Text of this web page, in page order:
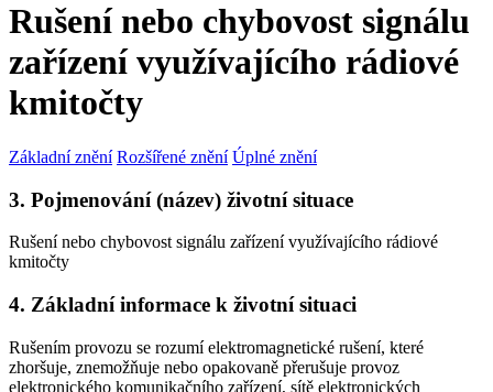
Rušení nebo chybovost signálu
zařízení využívajícího rádiové
kmitočty
Základní znění Rozšířené znění Úplné znění
3. Pojmenování (název) životní situace
Rušení nebo chybovost signálu zařízení využívajícího rádiové
kmitočty
4. Základní informace k životní situaci
Rušením provozu se rozumí elektromagnetické rušení, které
zhoršuje, znemožňuje nebo opakovaně přerušuje provoz
elektronického komunikačního zařízení, sítě elektronických